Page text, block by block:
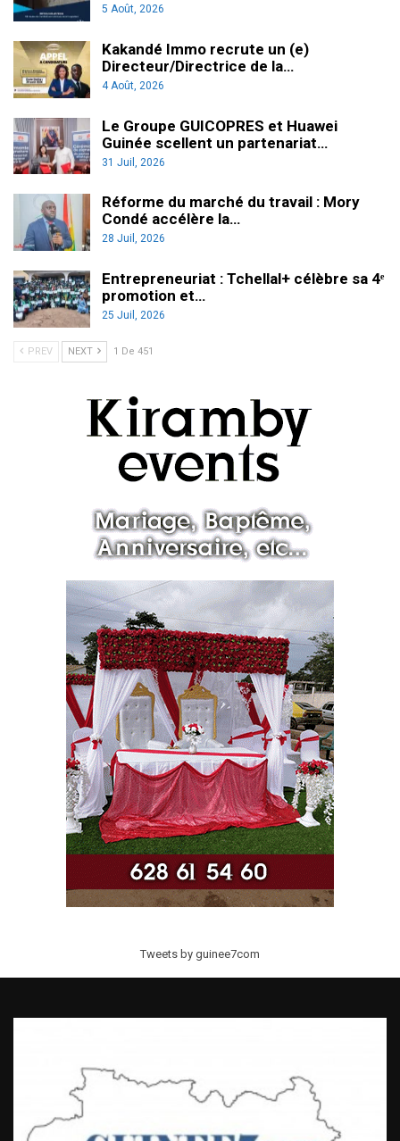
5 Août, 2026
Kakandé Immo recrute un (e)
Directeur/Directrice de la…
4 Août, 2026
Le Groupe GUICOPRES et Huawei
Guinée scellent un partenariat…
31 Juil, 2026
Réforme du marché du travail : Mory
Condé accélère la…
28 Juil, 2026
Entrepreneuriat : Tchellal+ célèbre sa 4ᵉ
promotion et…
25 Juil, 2026
PREV NEXT 1 De 451
Tweets by guinee7com